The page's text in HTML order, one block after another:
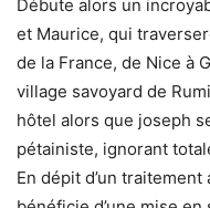
Débute alors un
et Maurice, qui
de la France, de Nice à
village savoyard de
hôtel alors que joseph
pétainiste, ignorant
En dépit d’un